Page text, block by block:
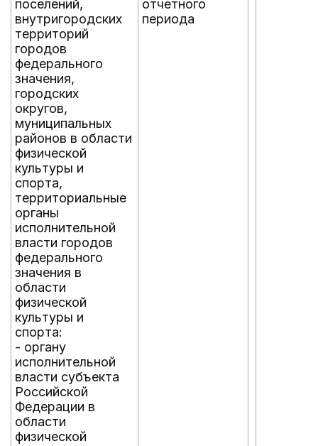
поселений,
внутригородских
территорий
городов
федерального
значения,
городских
округов,
муниципальных
районов в области
физической
культуры и
спорта,
территориальные
органы
исполнительной
власти городов
федерального
значения в
области
физической
культуры и
спорта:
- органу
исполнительной
власти субъекта
Российской
Федерации в
области
физической
отчетного
периода